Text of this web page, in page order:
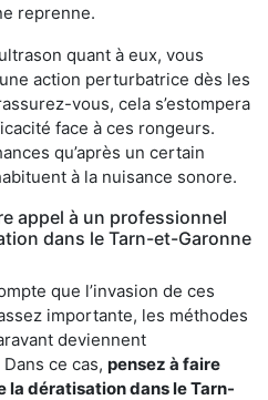
reprenne.
quant à eux, vous
action perturbatrice dès les
vous, cela s’estompera
face à ces rongeurs.
qu’après un certain
à la nuisance sonore.
appel à un professionnel
dans le Tarn-et-Garonne
que l’invasion de ces
importante, les méthodes
deviennent
ce cas, pensez à faire
la dératisation dans le Tarn-